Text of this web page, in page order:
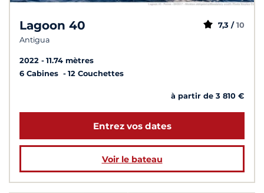
Lagoon 40
Antigua
7,3 / 10
2022
11.74 mètres
6 Cabines
12 Couchettes
à partir de 3 810 €
Entrez vos dates
Voir le bateau